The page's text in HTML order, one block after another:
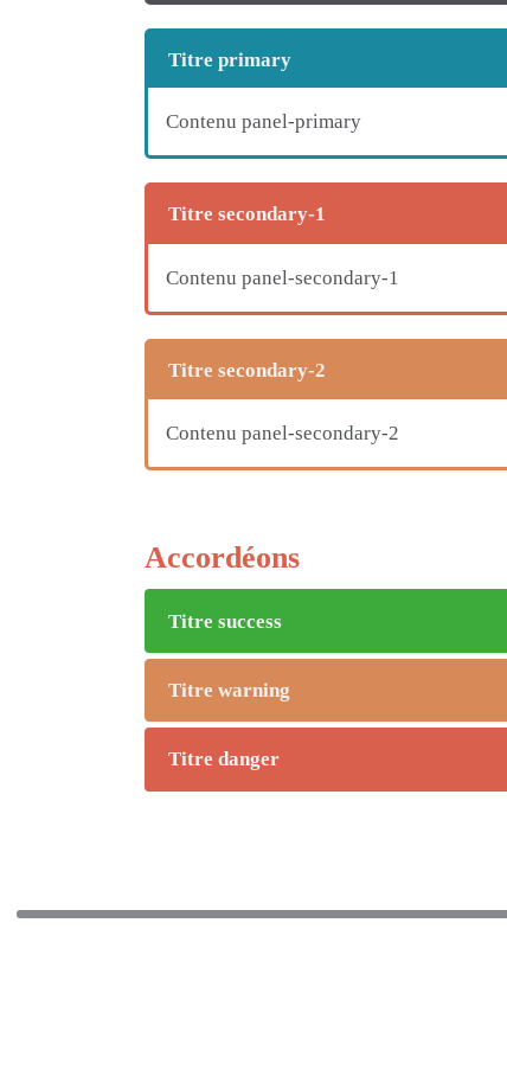
Titre primary
Contenu panel-primary
Titre secondary-1
Contenu panel-secondary-1
Titre secondary-2
Contenu panel-secondary-2
Accordéons
Titre success
Titre warning
Titre danger